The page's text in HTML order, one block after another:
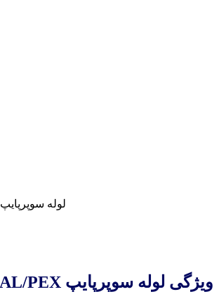
لوله سوپرپایپ PEX/AL/PEX
ویژگی لوله سوپرپایپ PEX/AL/PEX